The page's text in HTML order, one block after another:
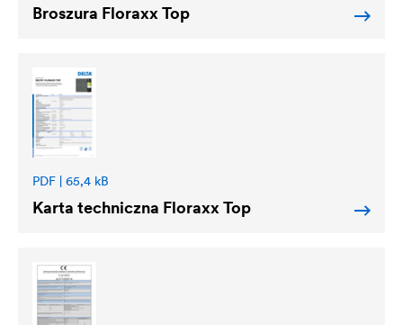
Broszura Floraxx Top
PDF | 65,4 kB
Karta techniczna Floraxx Top